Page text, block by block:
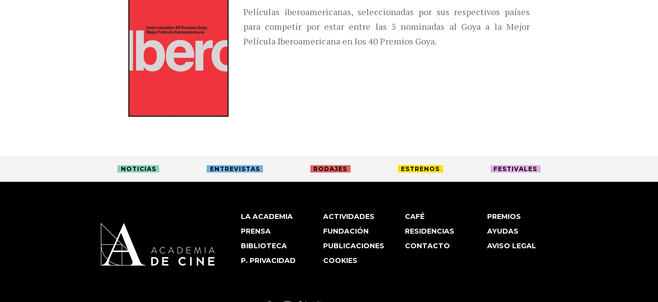
Películas iberoamericanas, seleccionadas por sus respectivos países
para competir por estar entre las 5 nominadas al Goya a la Mejor
Película Iberoamericana en los 40 Premios Goya.
NOTICIAS ENTREVISTAS RODAJES ESTRENOS FESTIVALES
LA ACADEMIA ACTIVIDADES CAFÉ
PREMIOS
PRENSA
FUNDACIÓN RESIDENCIAS
AYUDAS
BIBLIOTECA
PUBLICACIONES CONTACTO
AVISO LEGAL
P. PRIVACIDAD
COOKIES